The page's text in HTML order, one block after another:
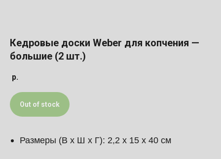
Кедровые доски Weber для копчения —
большие (2 шт.)
р.
Out of stock
Размеры (В х Ш х Г): 2,2 х 15 х 40 см